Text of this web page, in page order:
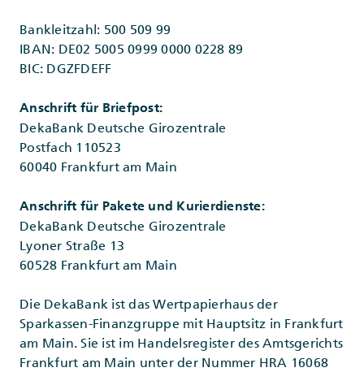
Bankleitzahl: 500 509 99
IBAN: DE02 5005 0999 0000 0228 89
BIC: DGZFDEFF
Anschrift für Briefpost:
DekaBank Deutsche Girozentrale
Postfach 110523
60040 Frankfurt am Main
Anschrift für Pakete und Kurierdienste:
DekaBank Deutsche Girozentrale
Lyoner Straße 13
60528 Frankfurt am Main
Die DekaBank ist das Wertpapierhaus der
Sparkassen-Finanzgruppe mit Hauptsitz in Frankfurt
am Main. Sie ist im Handelsregister des Amtsgerichts
Frankfurt am Main unter der Nummer HRA 16068